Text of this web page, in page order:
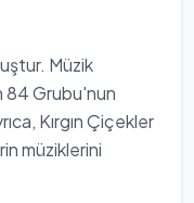
Müzik
84 Grubu'nun
Kırgın Çiçekler
müziklerini